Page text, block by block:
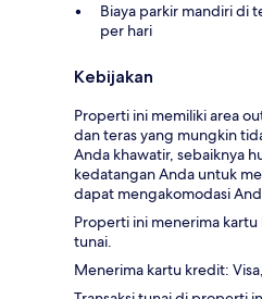
Biaya parkir mandiri di
per hari
Kebijakan
Properti ini memiliki area
dan teras yang mungkin
Anda khawatir, sebaiknya
kedatangan Anda untuk
dapat mengakomodasi
Properti ini menerima
tunai.
Menerima kartu kredit: